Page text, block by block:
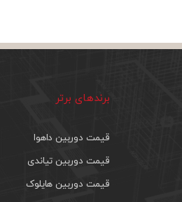
برندهای برتر
قیمت دوربین داهوا
قیمت دوربین تیاندی
قیمت دوربین هایلوک